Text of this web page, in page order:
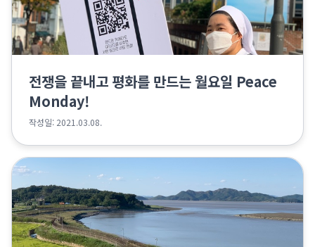
전쟁을 끝내고 평화를 만드는 월요일 Peace
Monday!
작성일: 2021.03.08.